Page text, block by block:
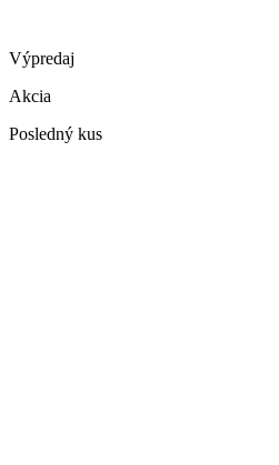
Výpredaj
Akcia
Posledný kus